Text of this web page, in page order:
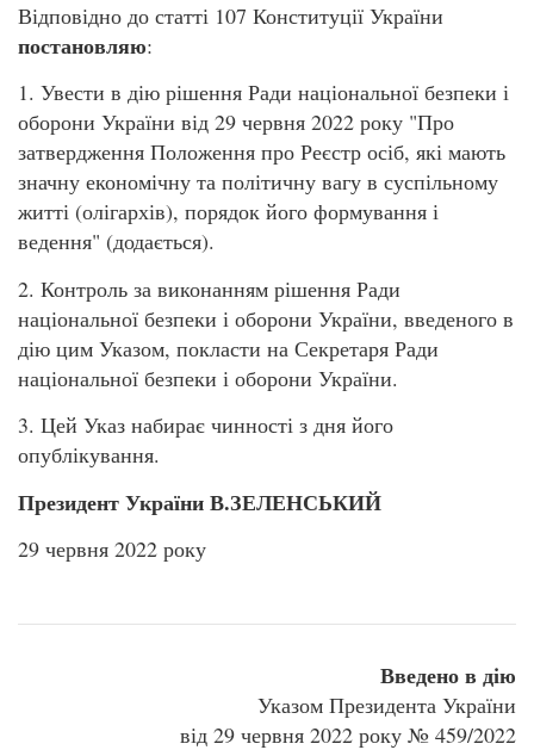
Відповідно до статті 107 Конституції України
постановляю:
1. Увести в дію рішення Ради національної безпеки і
оборони України від 29 червня 2022 року "Про
затвердження Положення про Реєстр осіб, які мають
значну економічну та політичну вагу в суспільному
житті (олігархів), порядок його формування і
ведення" (додається).
2. Контроль за виконанням рішення Ради
національної безпеки і оборони України, введеного в
дію цим Указом, покласти на Секретаря Ради
національної безпеки і оборони України.
3. Цей Указ набирає чинності з дня його
опублікування.
Президент України В.ЗЕЛЕНСЬКИЙ
29 червня 2022 року
Введено в дію
Указом Президента України
від 29 червня 2022 року № 459/2022